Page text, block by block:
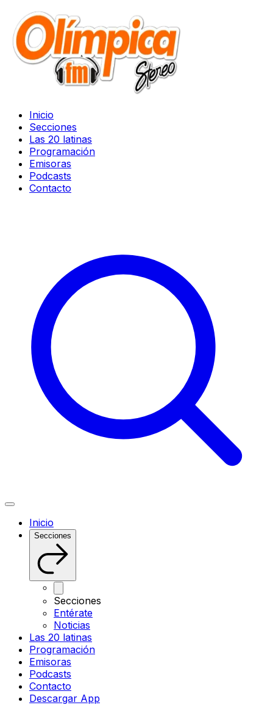
Inicio
Secciones
Las 20 latinas
Programación
Emisoras
Podcasts
Contacto
Inicio
Secciones
Secciones
Entérate
Noticias
Las 20 latinas
Programación
Emisoras
Podcasts
Contacto
Descargar App